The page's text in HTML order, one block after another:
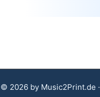
© 2026 by Music2Print.de ·